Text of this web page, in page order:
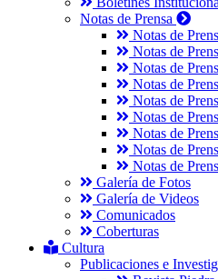
Notas de Prensa
Notas de
Notas de
Notas de
Notas de
Notas de
Notas de
Notas de
Notas de
Notas de
Galería de Fotos
Galería de Videos
Comunicados
Coberturas
Cultura
Publicaciones e